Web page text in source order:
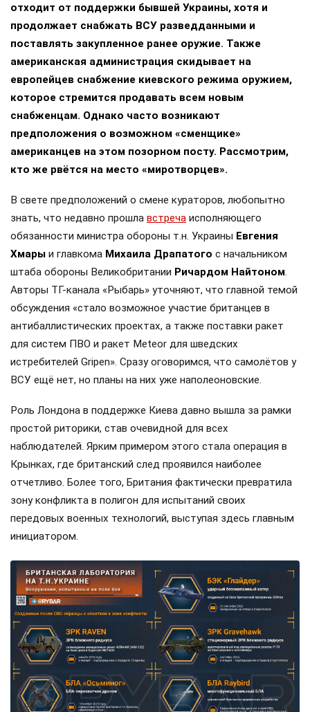
отходит от поддержки бывшей Украины, хотя и
продолжает снабжать ВСУ разведданными и
поставлять закупленное ранее оружие. Также
американская администрация скидывает на
европейцев снабжение киевского режима оружием,
которое стремится продавать всем новым
снабженцам. Однако часто возникают
предположения о возможном «сменщике»
американцев на этом позорном посту. Рассмотрим,
кто же рвётся на место «миротворцев».
В свете предположений о смене кураторов, любопытно
знать, что недавно прошла встреча исполняющего
обязанности министра обороны т.н. Украины Евгения
Хмары и главкома Михаила Драпатого с начальником
штаба обороны Великобритании Ричардом Найтоном.
Авторы ТГ-канала «Рыбарь» уточняют, что главной темой
обсуждения «стало возможное участие британцев в
антибаллистических проектах, а также поставки ракет
для систем ПВО и ракет Meteor для шведских
истребителей Gripen». Сразу оговоримся, что самолётов у
ВСУ ещё нет, но планы на них уже наполеоновские.
Роль Лондона в поддержке Киева давно вышла за рамки
простой риторики, став очевидной для всех
наблюдателей. Ярким примером этого стала операция в
Крынках, где британский след проявился наиболее
отчетливо. Более того, Британия фактически превратила
зону конфликта в полигон для испытаний своих
передовых военных технологий, выступая здесь главным
инициатором.